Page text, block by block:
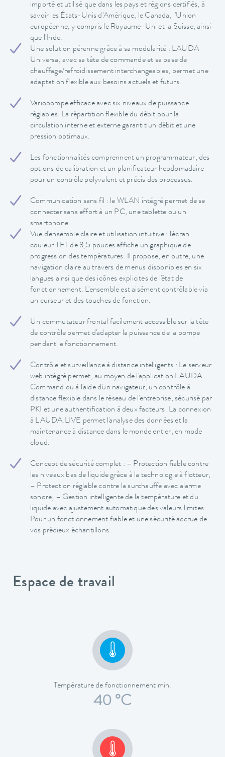
importé et utilisé que dans les pays et régions certifiés, à
savoir les États-Unis d'Amérique, le Canada, l'Union
européenne, y compris le Royaume-Uni et la Suisse, ainsi
que l'Inde.
Une solution pérenne grâce à sa modularité : LAUDA
Universa, avec sa tête de commande et sa base de
chauffage/refroidissement interchangeables, permet une
adaptation flexible aux besoins actuels et futurs.
Variopompe efficace avec six niveaux de puissance
réglables. La répartition flexible du débit pour la
circulation interne et externe garantit un débit et une
pression optimaux.
Les fonctionnalités comprennent un programmateur, des
options de calibration et un planificateur hebdomadaire
pour un contrôle polyvalent et précis des processus.
Communication sans fil : le WLAN intégré permet de se
connecter sans effort à un PC, une tablette ou un
smartphone.
Vue d'ensemble claire et utilisation intuitive : l'écran
couleur TFT de 3,5 pouces affiche un graphique de
progression des températures. Il propose, en outre, une
navigation claire au travers de menus disponibles en six
langues ainsi que des icônes explicites de l'état de
fonctionnement. L'ensemble est aisément contrôlable via
un curseur et des touches de fonction.
Un commutateur frontal facilement accessible sur la tête
de contrôle permet d'adapter la puissance de la pompe
pendant le fonctionnement.
Contrôle et surveillance à distance intelligents : Le serveur
web intégré permet, au moyen de l'application LAUDA
Command ou à l'aide d'un navigateur, un contrôle à
distance flexible dans le réseau de l'entreprise, sécurisé par
PKI et une authentification à deux facteurs. La connexion
à LAUDA.LIVE permet l'analyse des données et la
maintenance à distance dans le monde entier, en mode
cloud.
Concept de sécurité complet : – Protection fiable contre
les niveaux bas de liquide grâce à la technologie à flotteur,
– Protection réglable contre la surchauffe avec alarme
sonore, – Gestion intelligente de la température et du
liquide avec ajustement automatique des valeurs limites.
Pour un fonctionnement fiable et une sécurité accrue de
vos précieux échantillons.
Espace de travail
Température de fonctionnement min.
40 °C